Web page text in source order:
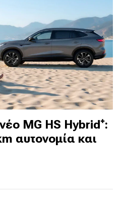
MG HS Hybrid⁺:
αυτονομία και